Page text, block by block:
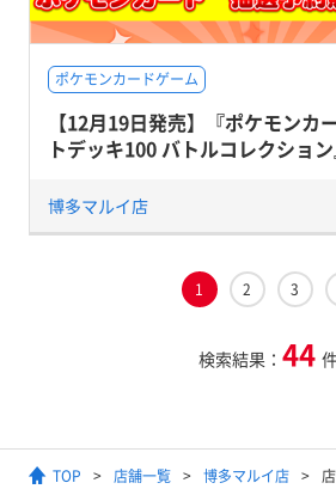
ポケモンカードゲーム
【12月19日発売】『ポケモンカ
トデッキ100 バトルコレクショ
博多マルイ店
1 2 3
検索結果： 44
TOP 店舗一覧 博多マルイ店